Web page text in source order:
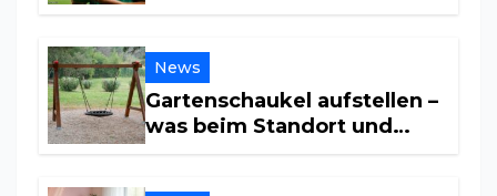
News
Gartenschaukel aufstellen –
was beim Standort und